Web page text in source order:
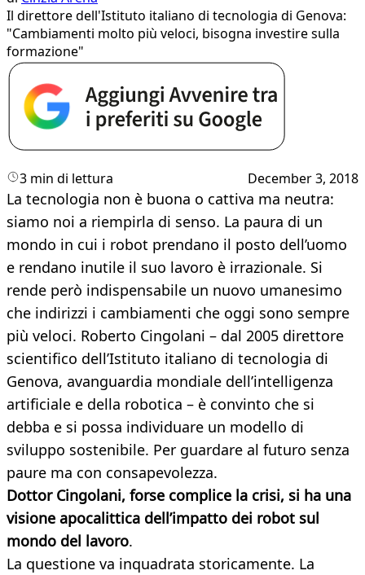
Il direttore dell'Istituto italiano di tecnologia di Genova:
"Cambiamenti molto più veloci, bisogna investire sulla
formazione"
3 min di lettura December 3, 2018
La tecnologia non è buona o cattiva ma neutra:
siamo noi a riempirla di senso. La paura di un
mondo in cui i robot prendano il posto dell’uomo
e rendano inutile il suo lavoro è irrazionale. Si
rende però indispensabile un nuovo umanesimo
che indirizzi i cambiamenti che oggi sono sempre
più veloci. Roberto Cingolani – dal 2005 direttore
scientifico dell’Istituto italiano di tecnologia di
Genova, avanguardia mondiale dell’intelligenza
artificiale e della robotica – è convinto che si
debba e si possa individuare un modello di
sviluppo sostenibile. Per guardare al futuro senza
paure ma con consapevolezza.
Dottor Cingolani, forse complice la crisi, si ha una
visione apocalittica dell’impatto dei robot sul
mondo del lavoro.
La questione va inquadrata storicamente. La